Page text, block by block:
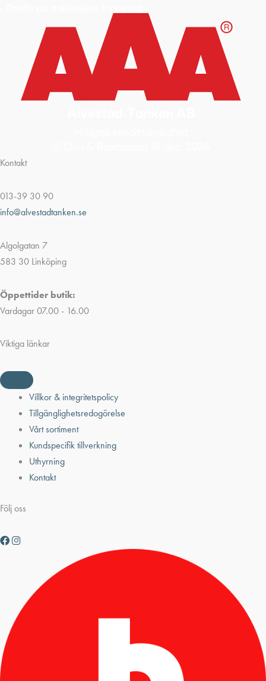
Kontakt
013-39 30 90
info@alvestadtanken.se
Algolgatan 7
583 30 Linköping
Öppettider butik:
Vardagar 07.00 - 16.00
Viktiga länkar
Villkor & integritetspolicy
Tillgänglighetsredogörelse
Vårt sortiment
Kundspecifik tillverkning
Uthyrning
Kontakt
Följ oss